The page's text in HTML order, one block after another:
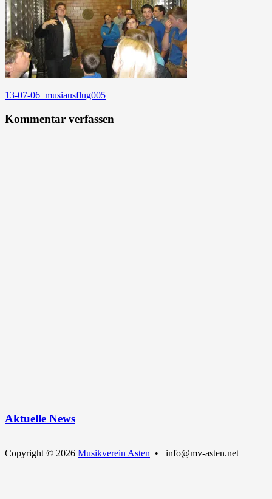
Beitragsnavigation
13-07-06_musiausflug005
Kommentar verfassen
Aktuelle News
Copyright © 2026 Musikverein Asten • info@mv-asten.net